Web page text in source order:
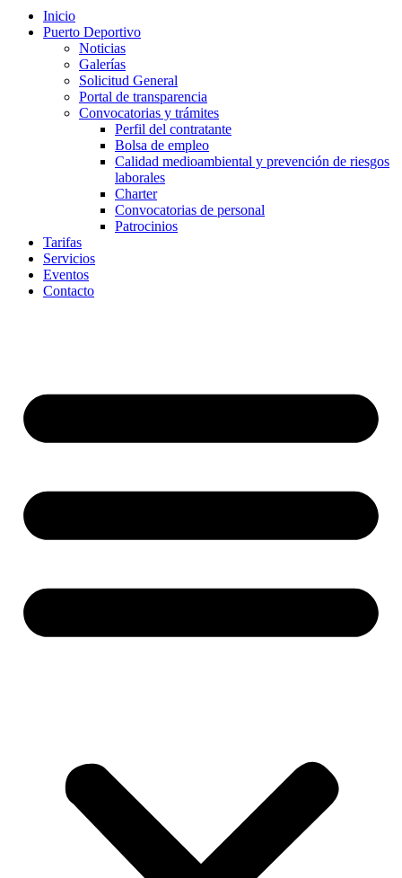
Inicio
Puerto Deportivo
Noticias
Galerías
Solicitud General
Portal de transparencia
Convocatorias y trámites
Perfil del contratante
Bolsa de empleo
Calidad medioambiental y prevención de riesgos
laborales
Charter
Convocatorias de personal
Patrocinios
Tarifas
Servicios
Eventos
Contacto